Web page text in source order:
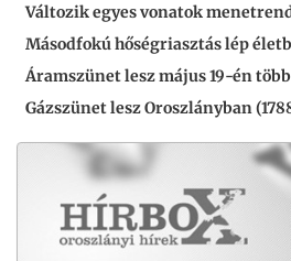
Változik egyes vonatok
Másodfokú hőségriasztás lép
Áramszünet lesz május 19-én
Gázszünet lesz Oroszlányban